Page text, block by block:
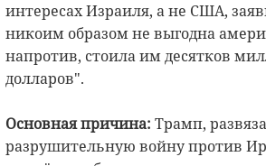
интересах Израиля, а не США,
никоим образом не выгодна
напротив, стоила им десятков
долларов".
Основная причина: Трамп,
разрушительную войну против